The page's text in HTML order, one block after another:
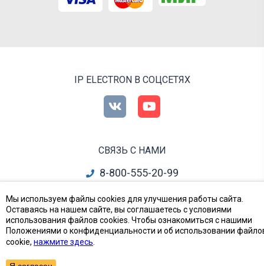
IP ELECTRON В СОЦСЕТЯХ
СВЯЗЬ С НАМИ
8-800-555-20-99
info@ipelectron.ru
все контакты
Приборы, Радиодетали и Электронные компоненты
Мы используем файлы cookies для улучшения работы сайта.
Оставаясь на нашем сайте, вы соглашаетесь с условиями
использования файлов cookies. Чтобы ознакомиться с нашими
Положениями о конфиденциальности и об использовании
cookie, нажмите здесь